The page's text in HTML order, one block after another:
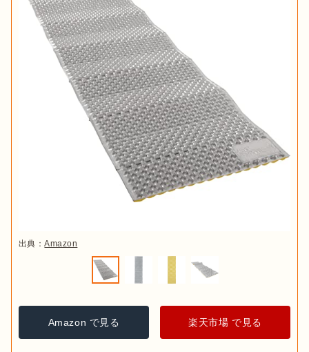
出典：Amazon
Amazon で見る 楽天市場 で見る